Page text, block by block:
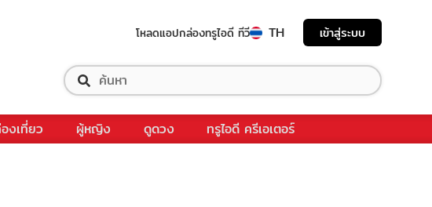
โหลดแอปกล่องทรูไอดี ทีวี TH เข้าสู่ระบบ
งเที่ยว ผู้หญิง ดูดวง ทรูไอดี ครีเอเตอร์